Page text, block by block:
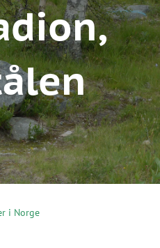
i Norge